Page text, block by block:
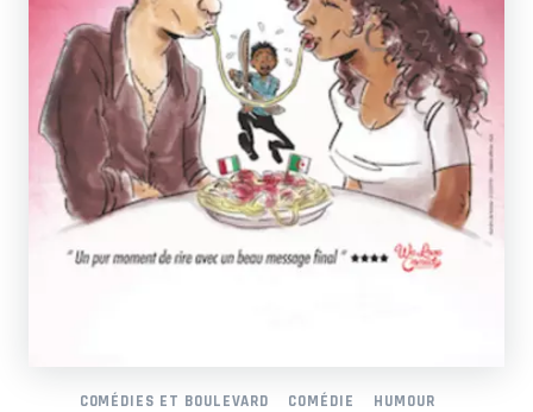
COMÉDIES ET BOULEVARD COMÉDIE HUMOUR